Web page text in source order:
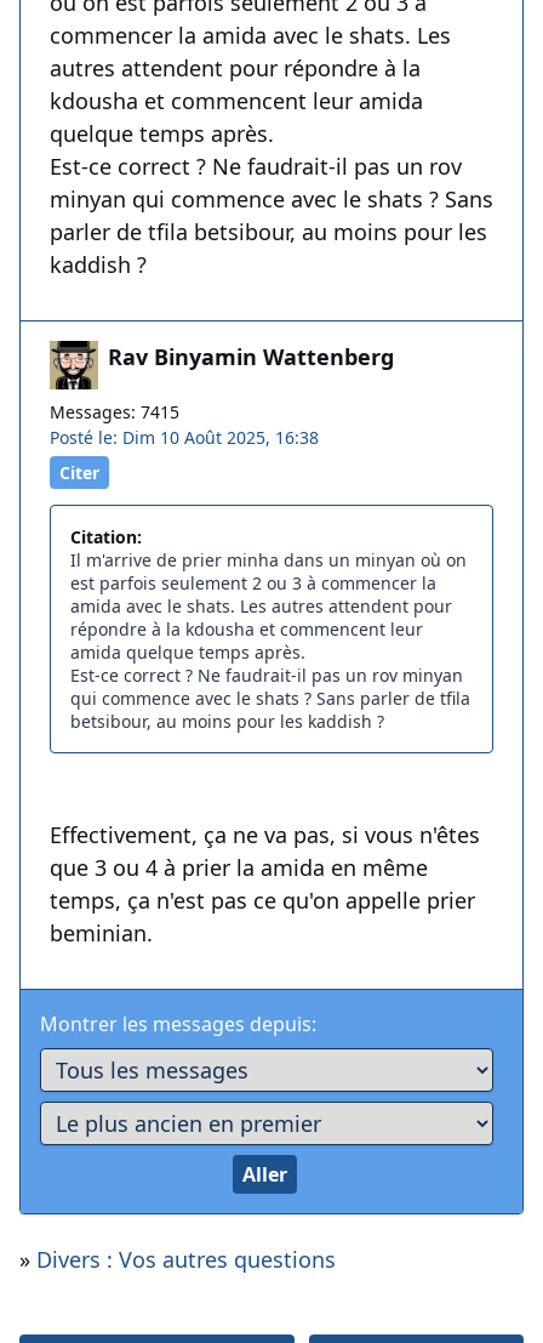
commencer la amida avec le shats. Les
autres attendent pour répondre à la
kdousha et commencent leur amida
quelque temps après.
Est-ce correct ? Ne faudrait-il pas un rov
minyan qui commence avec le shats ? Sans
parler de tfila betsibour, au moins pour les
kaddish ?
Rav Binyamin Wattenberg
Messages: 7415
Posté le: Dim 10 Août 2025, 16:38
Citer
Citation:
Il m'arrive de prier minha dans un minyan où on
est parfois seulement 2 ou 3 à commencer la
amida avec le shats. Les autres attendent pour
répondre à la kdousha et commencent leur
amida quelque temps après.
Est-ce correct ? Ne faudrait-il pas un rov minyan
qui commence avec le shats ? Sans parler de tfila
betsibour, au moins pour les kaddish ?
Effectivement, ça ne va pas, si vous n'êtes
que 3 ou 4 à prier la amida en même
temps, ça n'est pas ce qu'on appelle prier
beminian.
Montrer les messages depuis:
» Divers : Vos autres questions